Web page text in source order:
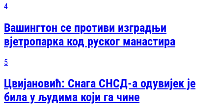
4
Вашингтон се противи изградњи
вјетропарка код руског манастира
5
Цвијановић: Снага СНСД-а одувијек је
била у људима који га чине